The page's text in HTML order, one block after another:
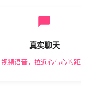
真实聊天
视频语音，拉近心与心的距离